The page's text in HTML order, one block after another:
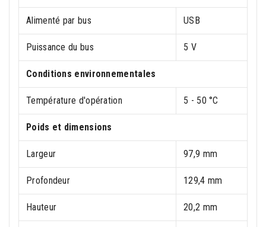
Alimenté par bus USB
Puissance du bus 5 V
Conditions environnementales
Température d'opération 5 - 50 °C
Poids et dimensions
Largeur 97,9 mm
Profondeur 129,4 mm
Hauteur 20,2 mm